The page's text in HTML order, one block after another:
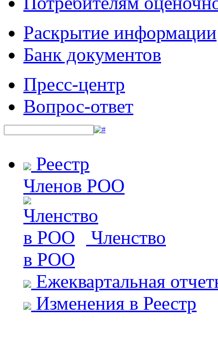
Раскрытие информации
Банк документов
Пресс-центр
Вопрос-ответ
Реестр
Членов РОО
Членство
в РОО
Ежеквартальная
Изменения в Реестр